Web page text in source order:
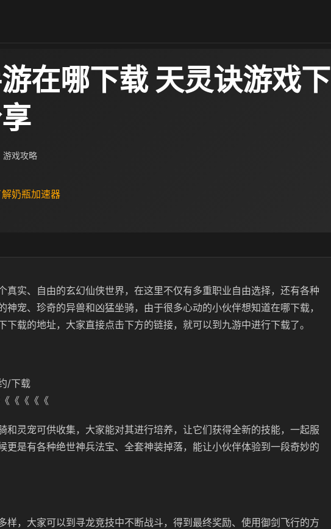
在哪下载 天灵诀游戏下
戏攻略
奶瓶加速器
真实、自由的玄幻仙侠世界，在这里不仅有多重职业自由选择，还有各种
神宠、珍奇的异兽和凶猛坐骑，由于很多心动的小伙伴想知道在哪下载，
下载的地址，大家直接点击下方的链接，就可以到九游中进行下载了。
/下载
《《《《
和灵宠可供收集，大家能对其进行培养，让它们获得全新的技能，一起服
更是有各种绝世神兵法宝、全套神装掉落，能让小伙伴体验到一段奇妙的
样，大家可以到寻龙竞技中不断战斗，得到最终奖励、使用御剑飞行的方